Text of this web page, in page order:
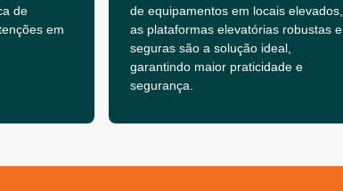
de
em
de equipamentos em locais elevados,
as plataformas elevatórias robustas e
seguras são a solução ideal,
garantindo maior praticidade e
segurança.